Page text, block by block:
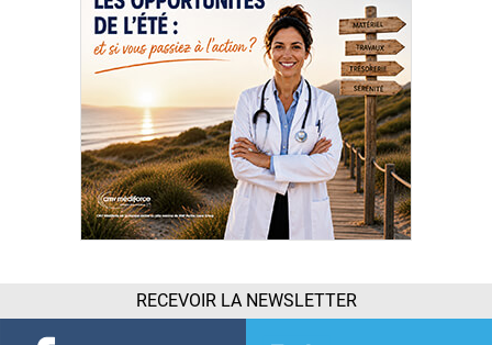
RECEVOIR LA NEWSLETTER